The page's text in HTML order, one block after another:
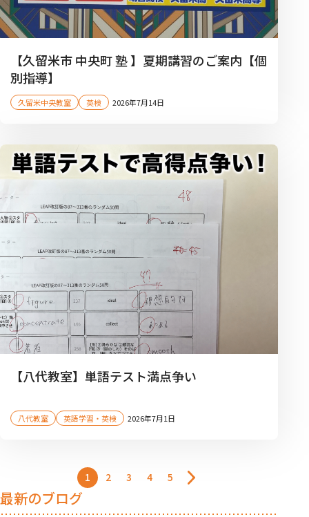
【久留米市 中央町 塾 】夏期講習のご案内【個
別指導】
久留米中央教室 英検 2026年7月14日
【八代教室】単語テスト満点争い
八代教室 英語学習・英検 2026年7月1日
1 2 3 4 5
最新のブログ